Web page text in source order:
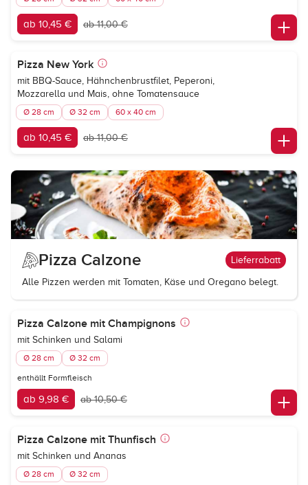
ab 10,45 € ab 11,00 €
Pizza New York
mit BBQ-Sauce, Hähnchenbrustfilet, Peperoni,
Mozzarella und Mais, ohne Tomatensauce
Ø 28 cm Ø 32 cm 60 x 40 cm
ab 10,45 € ab 11,00 €
Pizza Calzone Lieferrabatt
Alle Pizzen werden mit Tomaten, Käse und Oregano belegt.
Pizza Calzone mit Champignons
mit Schinken und Salami
Ø 28 cm Ø 32 cm
enthällt Formfleisch
ab 9,98 € ab 10,50 €
Pizza Calzone mit Thunfisch
mit Schinken und Ananas
Ø 28 cm Ø 32 cm